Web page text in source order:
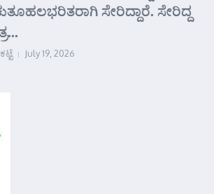
ಸೇರಿದ್ದಾರೆ. ಸೇರಿದ್ದ
July 19, 2026